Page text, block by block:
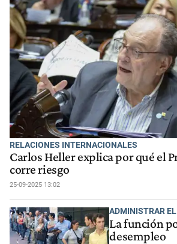
RELACIONES INTERNACIONALES
Carlos Heller explica por qué el
corre riesgo
25-09-2025 13:02
ADMINISTRAR
La función
desempleo